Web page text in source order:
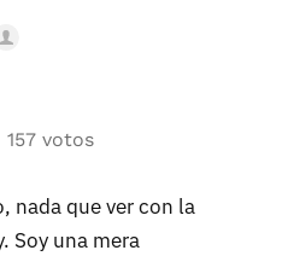
157 votos
nada que ver con la
Soy una mera